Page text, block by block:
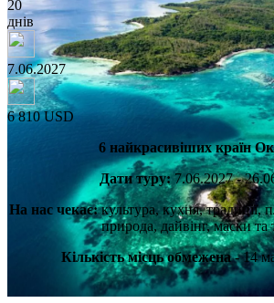
20
днів
7.06.2027
6 810 USD
6 найкрасивіших країн
Дати туру:7.06.2027 -
На нас чекає:культура, кухня,
природа, дайвінг, маски та
Кількість місць обмежена- 14